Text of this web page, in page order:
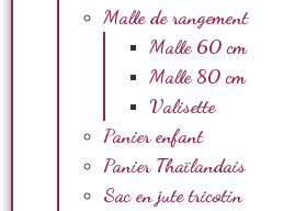
Malle de rangement
Malle 60 cm
Malle 80 cm
Valisette
Panier enfant
Panier Thaïlandais
Sac en jute tricotin